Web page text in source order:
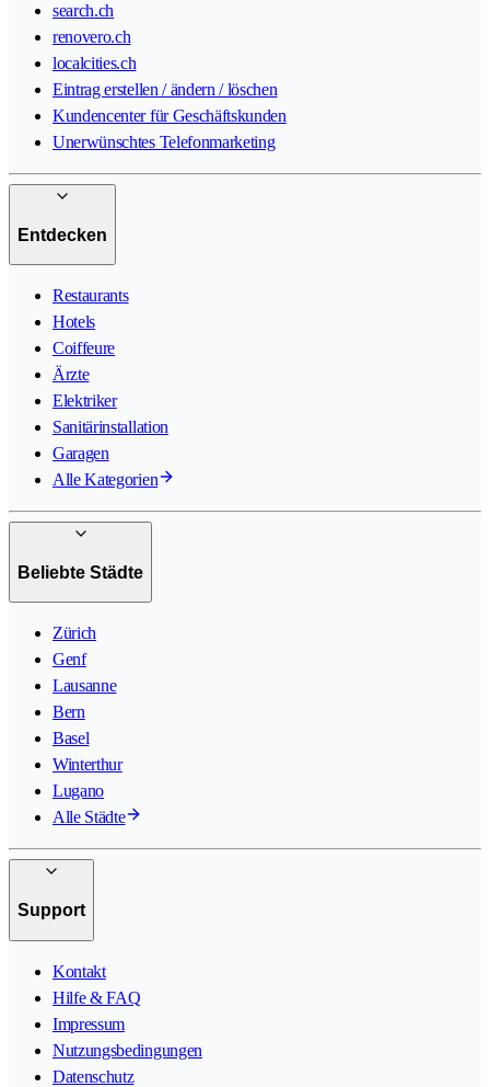
search.ch
renovero.ch
localcities.ch
Eintrag erstellen / ändern / löschen
Kundencenter für Geschäftskunden
Unerwünschtes Telefonmarketing
Entdecken
Restaurants
Hotels
Coiffeure
Ärzte
Elektriker
Sanitärinstallation
Garagen
Alle Kategorien
Beliebte Städte
Zürich
Genf
Lausanne
Bern
Basel
Winterthur
Lugano
Alle Städte
Support
Kontakt
Hilfe & FAQ
Impressum
Nutzungsbedingungen
Datenschutz